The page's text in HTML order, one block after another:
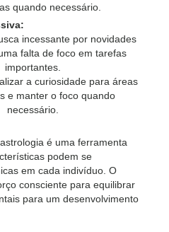
quando necessário.
incessante por novidades
falta de foco em tarefas
importantes.
a curiosidade para áreas
e manter o foco quando
necessário.
é uma ferramenta
podem se
em cada indivíduo. O
consciente para equilibrar
para um desenvolvimento